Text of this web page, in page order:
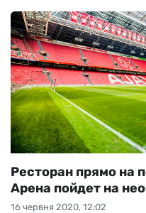
16 червня 2020, 12:02
Ресторан прямо на
Арена пойдет на